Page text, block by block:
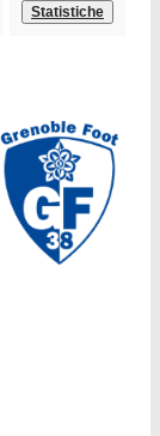
Statistiche